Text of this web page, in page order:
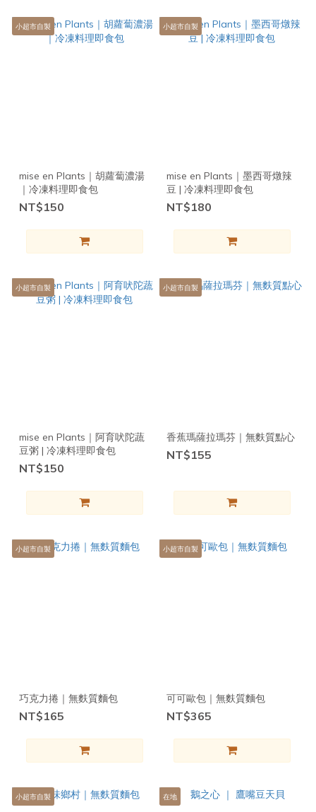
小超市自製
mise en Plants｜胡蘿蔔濃湯
｜冷凍料理即食包
NT$150
小超市自製
mise en Plants｜墨西哥燉辣
豆 | 冷凍料理即食包
NT$180
小超市自製
mise en Plants｜阿育吠陀蔬
豆粥 | 冷凍料理即食包
NT$150
小超市自製
香蕉瑪薩拉瑪芬｜無麩質點心
NT$155
小超市自製
巧克力捲｜無麩質麵包
NT$165
小超市自製
可可歐包｜無麩質麵包
NT$365
小超市自製 在地